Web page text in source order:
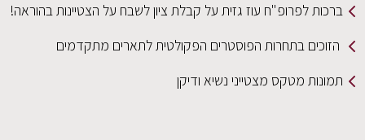
ברכות לפרופ"ח עוז גזית על קבלת ציון לשבח על הצטיינות בהוראה!
הזוכים בתחרות הפוסטרים הפקולטית לתארים מתקדמים
תמונות מטקס מצטייני נשיא ודיקן